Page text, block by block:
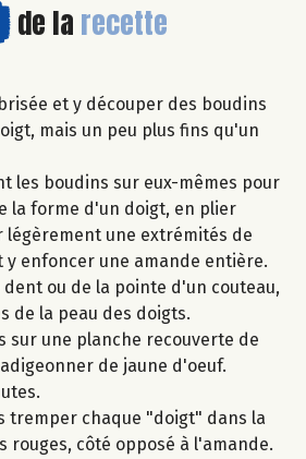
de la recette
et y découper des boudins
mais un peu plus fins qu'un
les boudins sur eux-mêmes pour
la forme d'un doigt, en plier
légèrement une extrémités de
y enfoncer une amande entière.
ou de la pointe d'un couteau,
de la peau des doigts.
sur une planche recouverte de
de jaune d'oeuf.
tremper chaque "doigt" dans la
rouges, côté opposé à l'amande.